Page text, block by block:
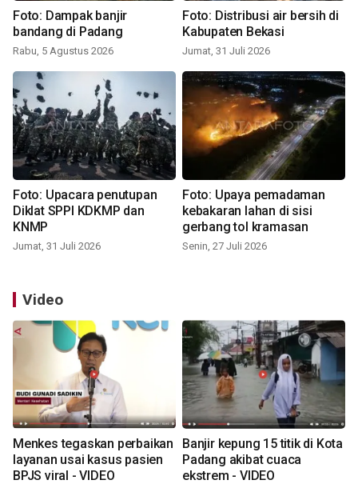
Foto: Dampak banjir
bandang di Padang
Rabu, 5 Agustus 2026
Foto: Distribusi air bersih di
Kabupaten Bekasi
Jumat, 31 Juli 2026
Foto: Upacara penutupan
Diklat SPPI KDKMP dan
KNMP
Jumat, 31 Juli 2026
Foto: Upaya pemadaman
kebakaran lahan di sisi
gerbang tol kramasan
Senin, 27 Juli 2026
Video
Menkes tegaskan perbaikan
layanan usai kasus pasien
BPJS viral - VIDEO
Banjir kepung 15 titik di Kota
Padang akibat cuaca
ekstrem - VIDEO